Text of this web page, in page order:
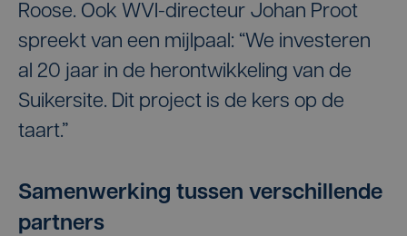
Roose. Ook WVI-directeur Johan Proot
spreekt van een mijlpaal: “We investeren
al 20 jaar in de herontwikkeling van de
Suikersite. Dit project is de kers op de
taart.”
Samenwerking tussen verschillende
partners